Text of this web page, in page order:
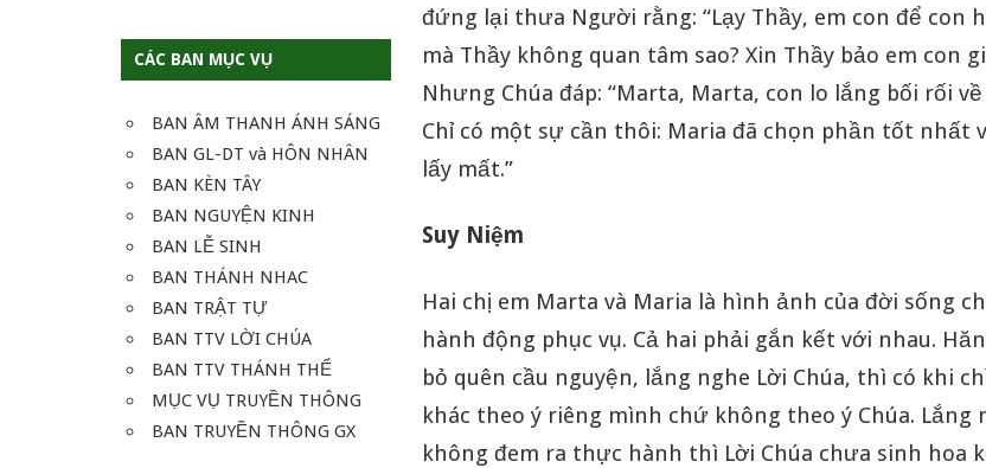
CÁC BAN MỤC VỤ
BAN ÂM THANH ÁNH SÁNG
BAN GL-DT và HÔN NHÂN
BAN KÈN TÂY
BAN NGUYỆN KINH
BAN LỄ SINH
BAN THÁNH NHAC
BAN TRẬT TỰ
BAN TTV LỜI CHÚA
BAN TTV THÁNH THỂ
MỤC VỤ TRUYỀN THÔNG
BAN TRUYỀN THÔNG GX
đứng lại thưa Người rằng: “Lạy Thầy, em con để con
mà Thầy không quan tâm sao? Xin Thầy bảo em con
Nhưng Chúa đáp: “Marta, Marta, con lo lắng bối rối
Chỉ có một sự cần thôi: Maria đã chọn phần tốt nhất
lấy mất.”
Suy Niệm
Hai chị em Marta và Maria là hình ảnh của đời sống
hành động phục vụ. Cả hai phải gắn kết với nhau.
bỏ quên cầu nguyện, lắng nghe Lời Chúa, thì có khi
khác theo ý riêng mình chứ không theo ý Chúa. Lắng
không đem ra thực hành thì Lời Chúa chưa sinh hoa